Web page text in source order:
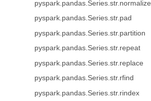
pyspark.pandas.Series.str.normalize
pyspark.pandas.Series.str.pad
pyspark.pandas.Series.str.partition
pyspark.pandas.Series.str.repeat
pyspark.pandas.Series.str.replace
pyspark.pandas.Series.str.rfind
pyspark.pandas.Series.str.rindex